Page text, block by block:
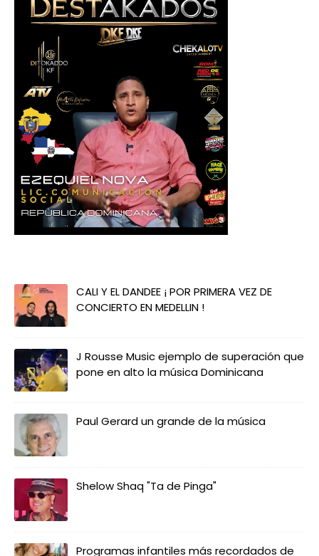
CALI Y EL DANDEE ¡ POR PRIMERA VEZ DE
CONCIERTO EN MEDELLIN !
J Rousse Music ejemplo de superación que
pone en alto la música Dominicana
Paul Gerard un grande de la música
Shelow Shaq "Ta de Pinga"
Programas infantiles más recordados de